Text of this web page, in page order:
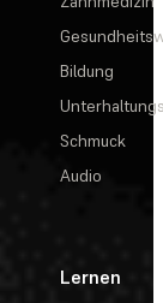
Bildung
Schmuck
Audio
Lernen